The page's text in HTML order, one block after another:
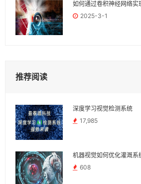
如何通过卷积神经网络实
2025-3-1
推荐阅读
深度学习视觉检测系统
17,985
机器视觉如何优化灌溉系
608